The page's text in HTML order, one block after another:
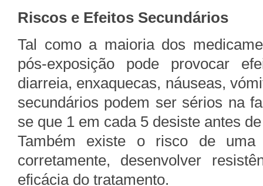
Riscos e Efeitos Secundários
Tal como a maioria dos
pós-exposição pode provocar
diarreia, enxaquecas, náuseas,
secundários podem ser sérios na
se que 1 em cada 5 desiste antes
Também existe o risco de
corretamente, desenvolver
eficácia do tratamento.